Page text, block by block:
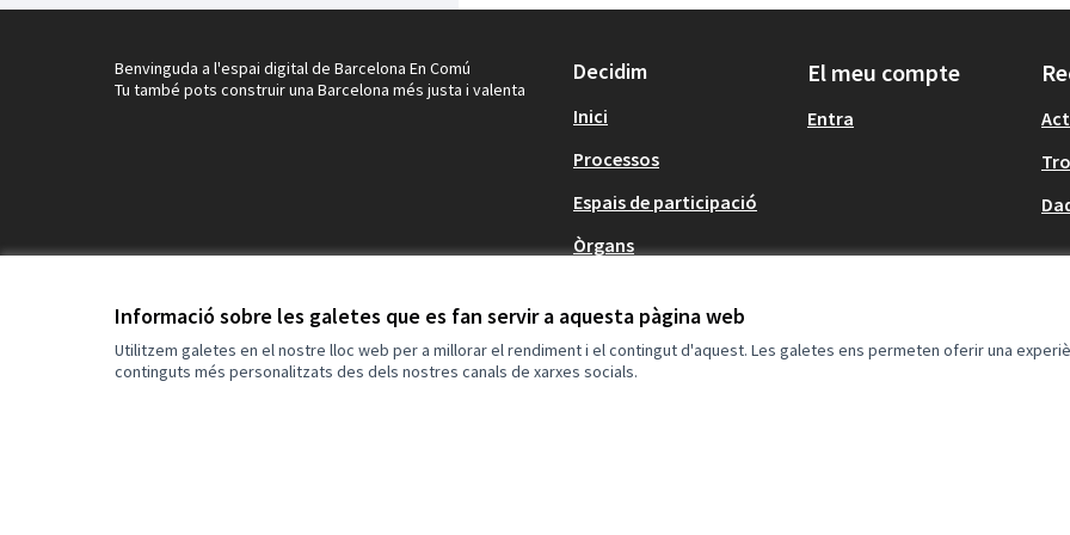
Informació sobre les galetes que es fan servir a aquesta pàgina web
Utilitzem galetes en el nostre lloc web per a millorar el rendiment i el contingut d'aquest. Les galetes ens permeten oferir una
continguts més personalitzats des dels nostres canals de xarxes socials.
Benvinguda a l'espai digital de Barcelona En Comú
Tu també pots construir una Barcelona més justa i valenta
Decidim
Inici
Processos
Espais de participació
Òrgans
Agenda
(Enllaç extern)
El meu compte
Entra